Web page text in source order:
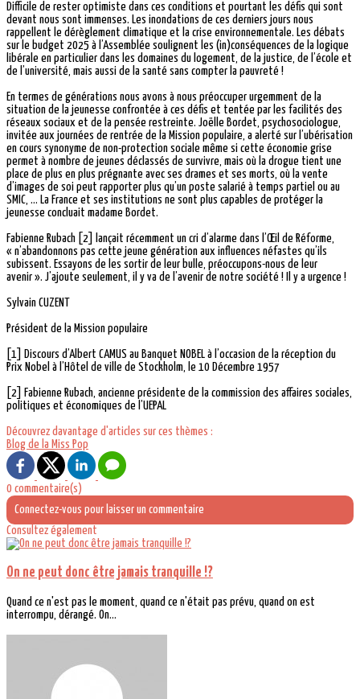
Difficile de rester optimiste dans ces conditions et pourtant les défis qui sont
devant nous sont immenses. Les inondations de ces derniers jours nous
rappellent le dérèglement climatique et la crise environnementale. Les débats
sur le budget 2025 à l’Assemblée soulignent les (in)conséquences de la logique
libérale en particulier dans les domaines du logement, de la justice, de l’école et
de l’université, mais aussi de la santé sans compter la pauvreté !
En termes de générations nous avons à nous préoccuper urgemment de la
situation de la jeunesse confrontée à ces défis et tentée par les facilités des
réseaux sociaux et de la pensée restreinte. Joëlle Bordet, psychosociologue,
invitée aux journées de rentrée de la Mission populaire, a alerté sur l’ubérisation
en cours synonyme de non-protection sociale même si cette économie grise
permet à nombre de jeunes déclassés de survivre, mais où la drogue tient une
place de plus en plus prégnante avec ses drames et ses morts, où la vente
d’images de soi peut rapporter plus qu’un poste salarié à temps partiel ou au
SMIC, … La France et ses institutions ne sont plus capables de protéger la
jeunesse concluait madame Bordet.
Fabienne Rubach [2] lançait récemment un cri d’alarme dans l’Œil de Réforme,
« n’abandonnons pas cette jeune génération aux influences néfastes qu’ils
subissent. Essayons de les sortir de leur bulle, préoccupons-nous de leur
avenir ». J’ajoute seulement, il y va de l’avenir de notre société ! Il y a urgence !
Sylvain CUZENT
Président de la Mission populaire
[1] Discours d’Albert CAMUS au Banquet NOBEL à l’occasion de la réception du
Prix Nobel à l’Hôtel de ville de Stockholm, le 10 Décembre 1957
[2] Fabienne Rubach, ancienne présidente de la commission des affaires sociales,
politiques et économiques de l’UEPAL
Découvrez davantage d'articles sur ces thèmes :
Blog de la Miss Pop
0 commentaire(s)
Connectez-vous pour laisser un commentaire
Consultez également
On ne peut donc être jamais tranquille !?
Quand ce n'est pas le moment, quand ce n'était pas prévu, quand on est
interrompu, dérangé. On...